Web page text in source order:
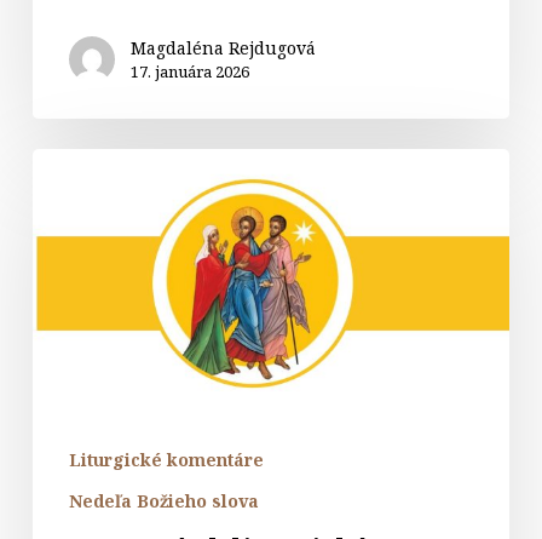
Magdaléna Rejdugová
17. januára 2026
Liturgické komentáre
Nedeľa Božieho slova